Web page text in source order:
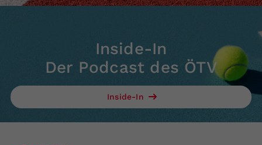
Inside-In
Der Podcast des ÖTV
Inside-In